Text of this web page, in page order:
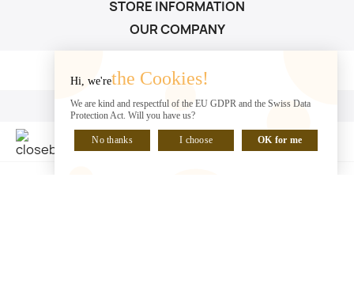
STORE INFORMATION
OUR COMPANY
OUR COMPANY
YOUR ACCOUNT
YOUR ACCOUNT
Hi, we'rethe Cookies!
We are kind and respectful of the EU GDPR and the Swiss Data
Protection Act. Will you have us?
No thanks I choose OK for me
CHAT WITH US